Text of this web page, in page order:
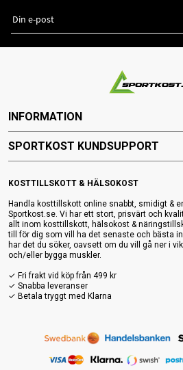
KOSTTILLSKOTT & HÄLSOKOST
Handla kosttillskott online snabbt, smidigt &
Sportkost.se. Vi har ett stort, prisvärt och
allt inom kosttillskott, hälsokost &
till för dig som vill ha det senaste och bästa
har det du söker, oavsett om du vill gå ner i
och/eller bygga muskler.
✓ Fri frakt vid köp från 499 kr
✓ Snabba leveranser
✓ Betala tryggt med Klarna
INFORMATION
SPORTKOST KUNDSUPPORT